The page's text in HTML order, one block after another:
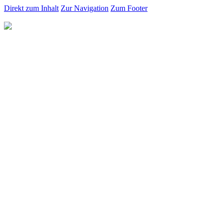
Direkt zum Inhalt Zur Navigation Zum Footer